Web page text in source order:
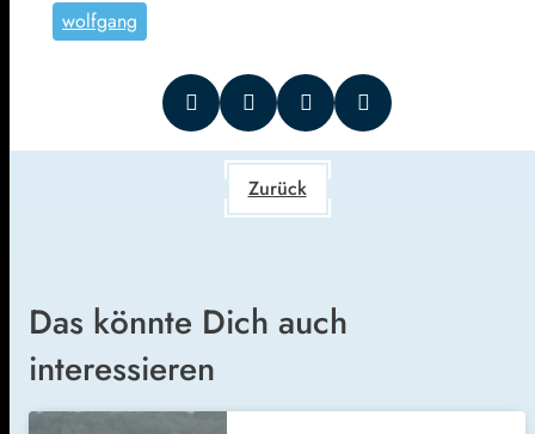
wolfgang
Zurück
Das könnte Dich auch
interessieren